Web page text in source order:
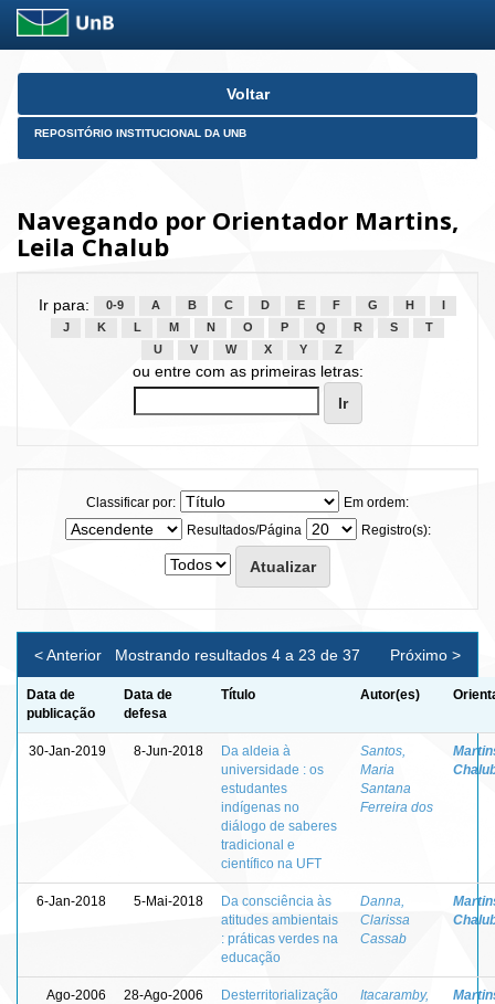
Skip
Voltar
REPOSITÓRIO INSTITUCIONAL DA UNB
Navegando por Orientador Martins,
Leila Chalub
Ir para: 0-9 A B C D E F G H
J
K L M N O P Q R S
T
U
V W X Y Z
ou entre com as primeiras letras:
Classificar por:
Em ordem:
Resultados/Página
Registro(s):
Mostrando resultados 4 a 23 de 37
< Anterior Próximo >
Data de
publicação
Data de
defesa
Título Autor(es)
30-Jan-2019 8-Jun-2018
Da aldeia à
universidade : os
estudantes
indígenas no
diálogo de saberes
tradicional e
científico na UFT
Santos,
Maria
Santana
Ferreira dos
6-Jan-2018 5-Mai-2018
Da consciência às
atitudes ambientais
: práticas verdes na
educação
Danna,
Clarissa
Cassab
Ago-2006 28-Ago-2006
Desterritorialização
Itacaramby,